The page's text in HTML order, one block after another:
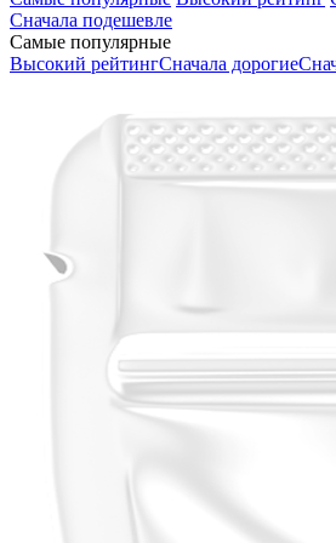
Сначала подешевле
Самые популярные
Высокий рейтингСначала дорогие